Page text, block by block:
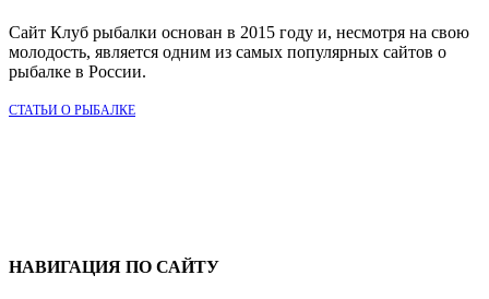
Сайт Клуб рыбалки основан в 2015 году и, несмотря на свою
молодость, является одним из самых популярных сайтов о
рыбалке в России.
СТАТЬИ О РЫБАЛКЕ
НАВИГАЦИЯ ПО САЙТУ